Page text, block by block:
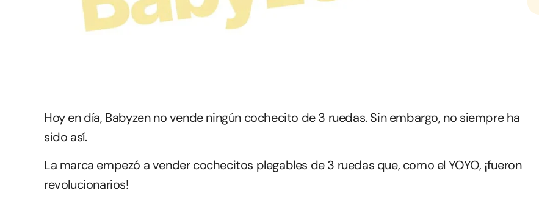
Hoy en día, Babyzen no vende ningún cochecito de 3 ruedas. Sin embargo, no siempre ha
sido así.
La marca empezó a vender cochecitos plegables de 3 ruedas que, como el YOYO, ¡fueron
revolucionarios!